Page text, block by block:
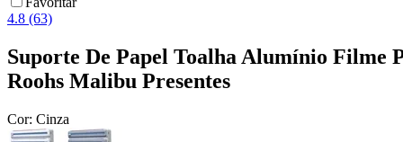
4.8 (63)
Suporte De Papel Toalha Alumínio Filme
Roohs Malibu Presentes
Cor: Cinza